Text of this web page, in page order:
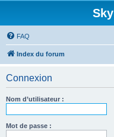
FAQ
Index du forum
Connexion
Nom d’utilisateur :
Mot de passe :